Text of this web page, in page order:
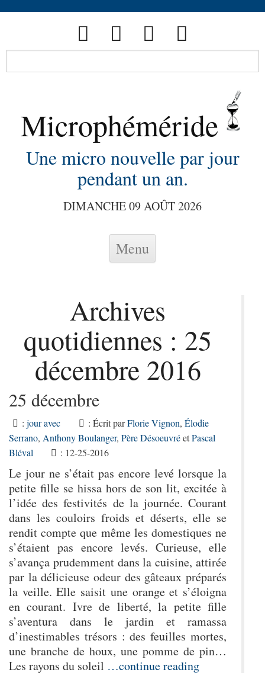
Microphéméride
Une micro nouvelle par jour
pendant un an.
DIMANCHE 09 AOÛT 2026
Menu
Archives
quotidiennes : 25
décembre 2016
25 décembre
:jour avec : Écrit parFlorie Vignon, Élodie
Serrano, Anthony Boulanger, Père DésoeuvréetPascal
Bléval
: 12-25-2016
Le jour ne s’était pas encore levé lorsque la
petite fille se hissa hors de son lit, excitée à
l’idée des festivités de la journée. Courant
dans les couloirs froids et déserts, elle se
rendit compte que même les domestiques ne
s’étaient pas encore levés. Curieuse, elle
s’avança prudemment dans la cuisine, attirée
par la délicieuse odeur des gâteaux préparés
la veille. Elle saisit une orange et s’éloigna
en courant. Ivre de liberté, la petite fille
s’aventura dans le jardin et ramassa
d’inestimables trésors : des feuilles mortes,
une branche de houx, une pomme de pin…
Les rayons du soleil …continue reading